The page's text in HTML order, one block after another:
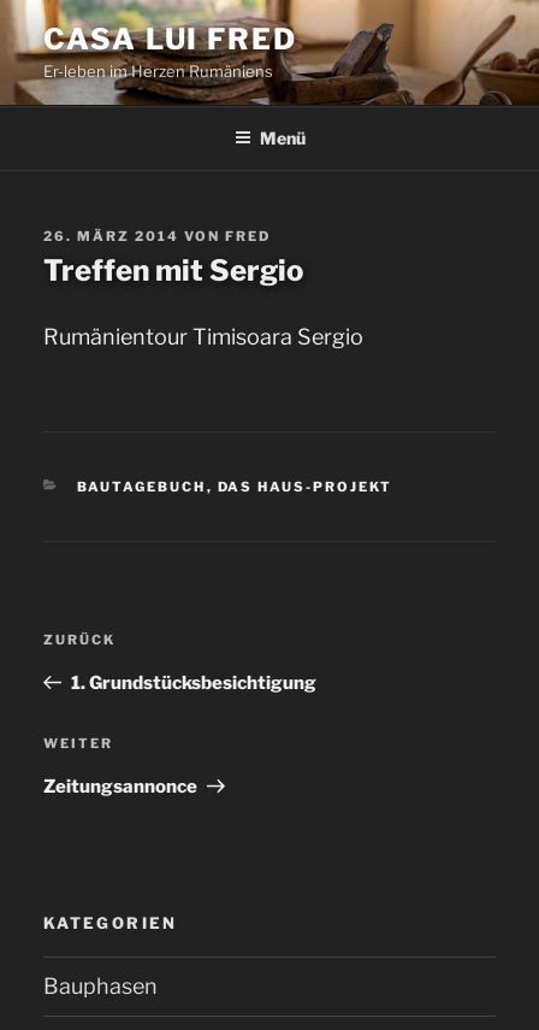
Zum
Inhalt
springen
CASA LUI FRED
Er-leben im Herzen Rumäniens
Menü
VERÖFFENTLICHT
AM
26. MÄRZ 2014 VON FRED
Treffen mit Sergio
Rumänientour Timisoara Sergio
KATEGORIEN
BAUTAGEBUCH , DAS HAUS-PROJEKT
Vorheriger
Beitrag
ZURÜCK
1. Grundstücksbesichtigung
Nächster
Beitrag
WEITER
Zei­tungs­an­non­ce
KATEGORIEN
Bauphasen